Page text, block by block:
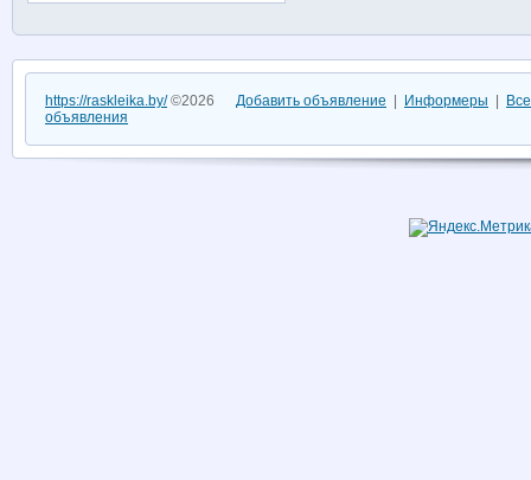
https://raskleika.by/©2026 Добавить объявление Информеры
объявления